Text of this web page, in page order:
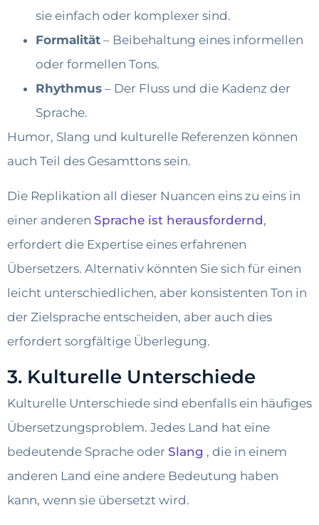
sie einfach oder komplexer sind.
Formalität – Beibehaltung eines informellen
oder formellen Tons.
Rhythmus – Der Fluss und die Kadenz der
Sprache.
Humor, Slang und kulturelle Referenzen können
auch Teil des Gesamttons sein.
Die Replikation all dieser Nuancen eins zu eins in
einer anderen Sprache ist herausfordernd,
erfordert die Expertise eines erfahrenen
Übersetzers. Alternativ könnten Sie sich für einen
leicht unterschiedlichen, aber konsistenten Ton in
der Zielsprache entscheiden, aber auch dies
erfordert sorgfältige Überlegung.
3. Kulturelle Unterschiede
Kulturelle Unterschiede sind ebenfalls ein häufiges
Übersetzungsproblem. Jedes Land hat eine
bedeutende Sprache oder Slang , die in einem
anderen Land eine andere Bedeutung haben
kann, wenn sie übersetzt wird.